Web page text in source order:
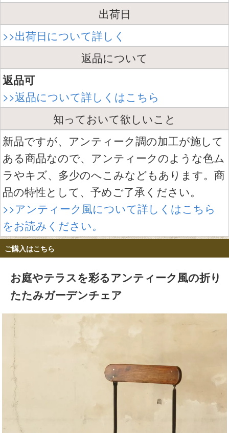
出荷日
>>出荷日について詳しく
返品について
返品可
>>返品について詳しくはこちら
知っておいて欲しいこと
新品ですが、アンティーク調の加工が施して
ある商品なので、アンティークのような色ム
ラやキズ、多少のへこみなどもあります。商
品の特性として、予めご了承ください。
>>アンティーク風について詳しくはこちら
をお読みください。
ご購入はこちら
お庭やテラスを彩るアンティーク風の折り
たたみガーデンチェア